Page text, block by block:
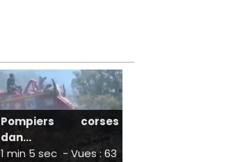
Pompiers corses
dan...
1 min 5 sec - Vues : 63